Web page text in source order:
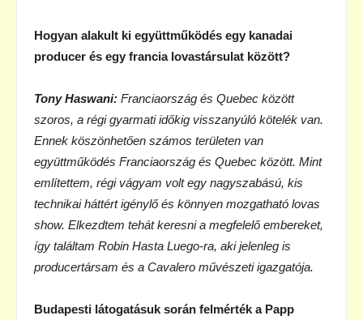
Hogyan alakult ki együttműködés egy kanadai
producer és egy francia lovastársulat között?
Tony Haswani: Franciaország és Quebec között
szoros, a régi gyarmati időkig visszanyúló kötelék van.
Ennek köszönhetően számos területen van
együttműködés Franciaország és Quebec között. Mint
említettem, régi vágyam volt egy nagyszabású, kis
technikai háttért igénylő és könnyen mozgatható lovas
show. Elkezdtem tehát keresni a megfelelő embereket,
így találtam Robin Hasta Luego-ra, aki jelenleg is
producertársam és a Cavalero művészeti igazgatója.
Budapesti látogatásuk során felmérték a Papp